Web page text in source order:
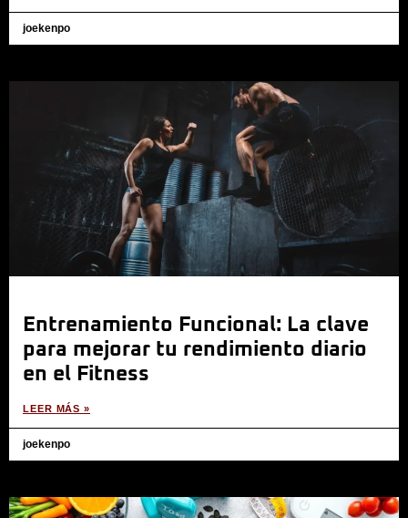
joekenpo
Entrenamiento Funcional: La clave
para mejorar tu rendimiento diario
en el Fitness
LEER MÁS »
joekenpo